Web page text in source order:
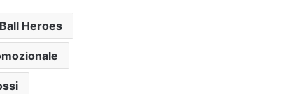
Heroes